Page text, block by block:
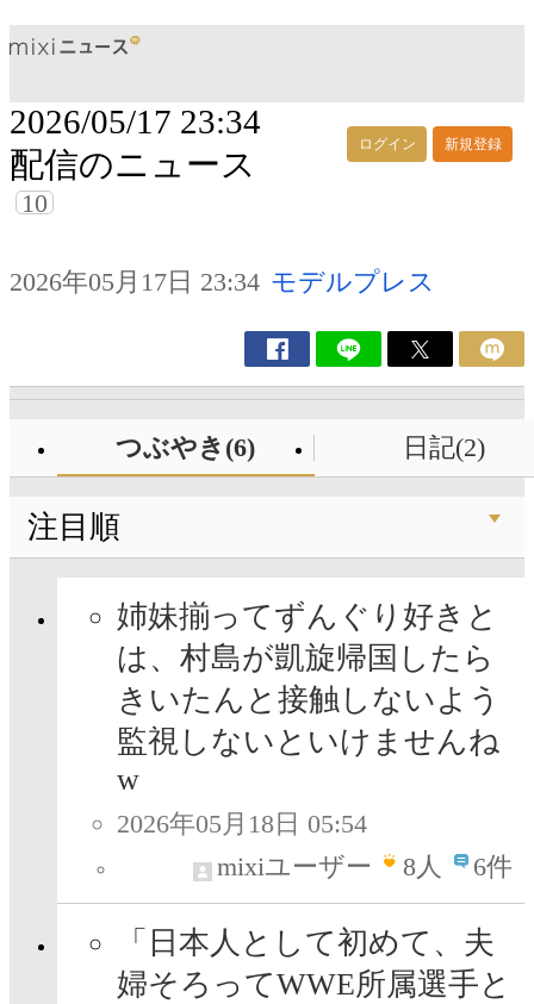
ログイン 新規登録
2026/05/17 23:34
配信のニュース
10
2026年05月17日 23:34 モデルプレス
つぶやき(6) 日記(2)
注目順
姉妹揃ってずんぐり好きと
は、村島が凱旋帰国したら
きいたんと接触しないよう
監視しないといけませんね
w
2026年05月18日 05:54
mixiユーザー
8人 6件
「日本人として初めて、夫
婦そろってWWE所属選手と